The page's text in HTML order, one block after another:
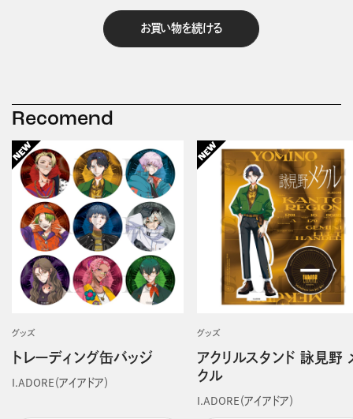
お買い物を続ける
Recomend
グッズ
トレーディング缶バッジ
I.ADORE（アイアドア）
グッズ
アクリルスタンド 詠見野
クル
I.ADORE（アイアドア）